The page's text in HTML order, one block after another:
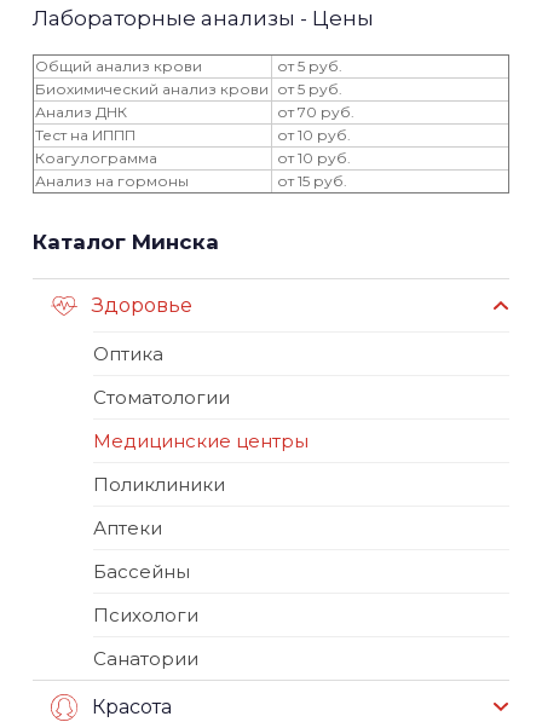
Лабораторные анализы - Цены
Общий анализ крови
от 5 руб.
Биохимический анализ крови от 5 руб.
Анализ ДНК
от 70 руб.
Тест на ИППП
от 10 руб.
Коагулограмма
от 10 руб.
Анализ на гормоны
от 15 руб.
Каталог Минска
Здоровье
Оптика
Стоматологии
Медицинские центры
Поликлиники
Аптеки
Бассейны
Психологи
Санатории
Красота